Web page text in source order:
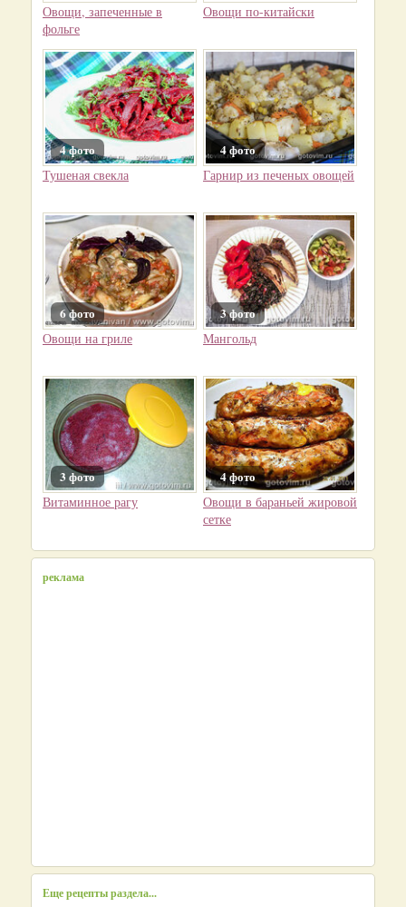
Овощи, запеченные в
фольге
Овощи по-китайски
4 фото
Тушеная свекла
4 фото
Гарнир из печеных овощей
6 фото
Овощи на гриле
3 фото
Мангольд
3 фото
Витаминное рагу
4 фото
Овощи в бараньей жировой
сетке
реклама
Еще рецепты раздела...